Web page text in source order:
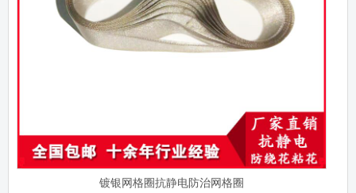
镀银网格圈抗静电防治网格圈